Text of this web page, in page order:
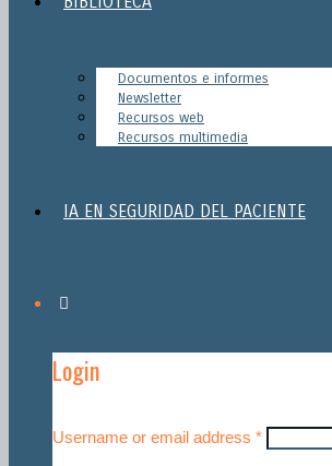
Documentos e informes
Newsletter
Recursos web
Recursos multimedia
IA EN SEGURIDAD DEL PACIENTE
Login
Username or email address *